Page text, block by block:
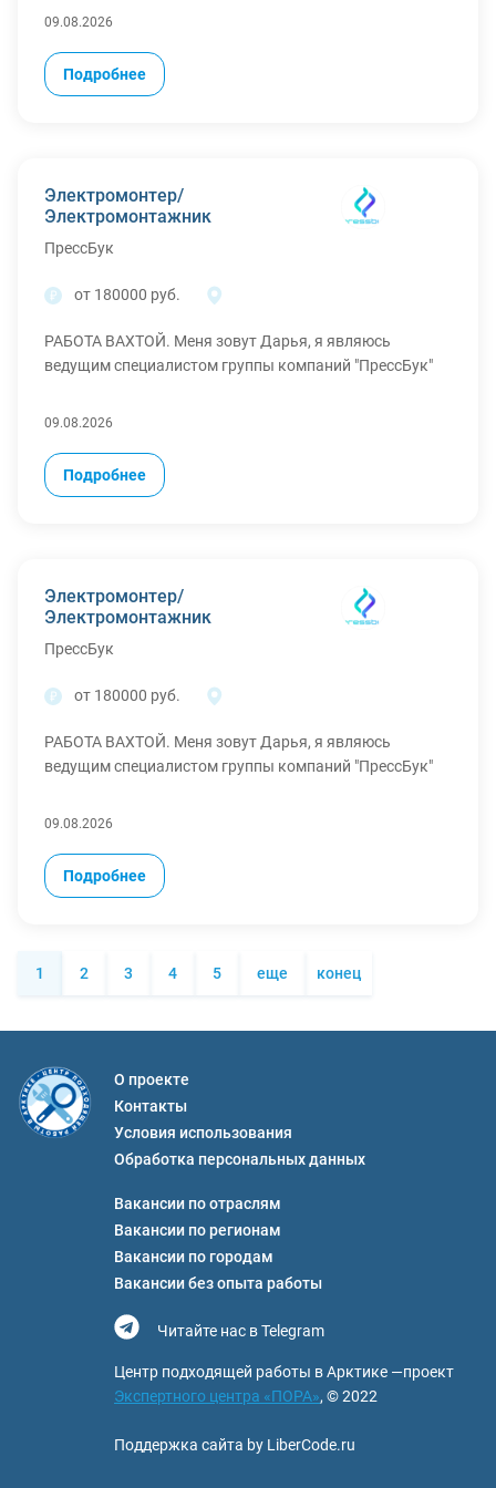
эксплуатации техники;
Оформление и ведение путевой документации в
установленном порядке.
Техника:SDLG 953, HYUNDAI HL760-9S, HYUNDAI HL740-
Наличие удостоверения машиниста-тракториста с
открытыми категориями С, D.
Для получения дополнительной информации
Подробнее
09.08.2026
Электромонтер/
Электромонтажник
ПрессБук
от 180000 руб.
РАБОТА ВАХТОЙ. Меня зовут Дарья, я являюсь
ведущим специалистом группы компаний "ПрессБук"
Подробнее
09.08.2026
Электромонтер/
Электромонтажник
ПрессБук
от 180000 руб.
РАБОТА ВАХТОЙ. Меня зовут Дарья, я являюсь
ведущим специалистом группы компаний "ПрессБук"
Подробнее
09.08.2026
1 2 3 4 5 еще конец
О проекте
Контакты
Условия использования
Обработка персональных данных
Вакансии по отраслям
Вакансии по регионам
Вакансии по городам
Вакансии без опыта работы
Читайте нас в Telegram
Центр подходящей работы в Арктике —проект
Экспертного центра «ПОРА», © 2022
Поддержка сайта by LiberCode.ru